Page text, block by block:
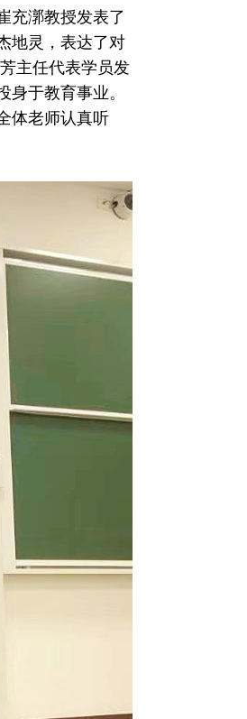
漷教授发表了
地灵，表达了对
主任代表学员发
于教育事业。
体老师认真听